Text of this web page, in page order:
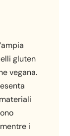
gluten
vegana.
i